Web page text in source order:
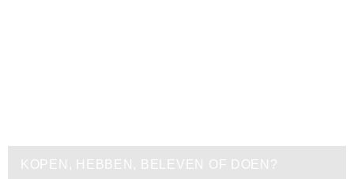
KOPEN, HEBBEN, BELEVEN OF DOEN?